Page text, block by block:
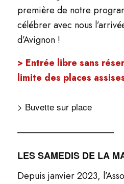
première de notre
célébrer avec nous
d’Avignon !
> Entrée libre sans
limite des places
> Buvette sur place
_____________________
LES SAMEDIS DE LA
Depuis janvier 2023,